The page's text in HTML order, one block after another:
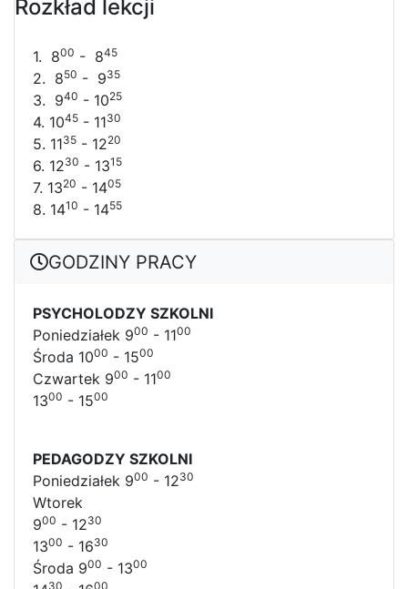
Rozkład lekcji
1. 800 - 845
2. 850 - 935
3. 940 - 1025
4. 1045 - 1130
5. 1135 - 1220
6. 1230 - 1315
7. 1320 - 1405
8. 1410 - 1455
GODZINY PRACY
PSYCHOLODZY SZKOLNI
Poniedziałek 900 - 1100
Środa 1000 - 1500
Czwartek 900 - 1100
1300 - 1500
PEDAGODZY SZKOLNI
Poniedziałek 900 - 1230
Wtorek
900 - 1230
1300 - 1630
Środa 900 - 1300
30 00